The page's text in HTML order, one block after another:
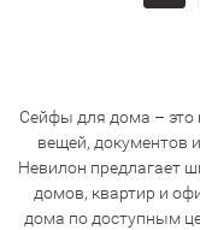
Сейфы для дома – это
вещей, документов
Невилон предлагает
домов, квартир и
дома по доступным